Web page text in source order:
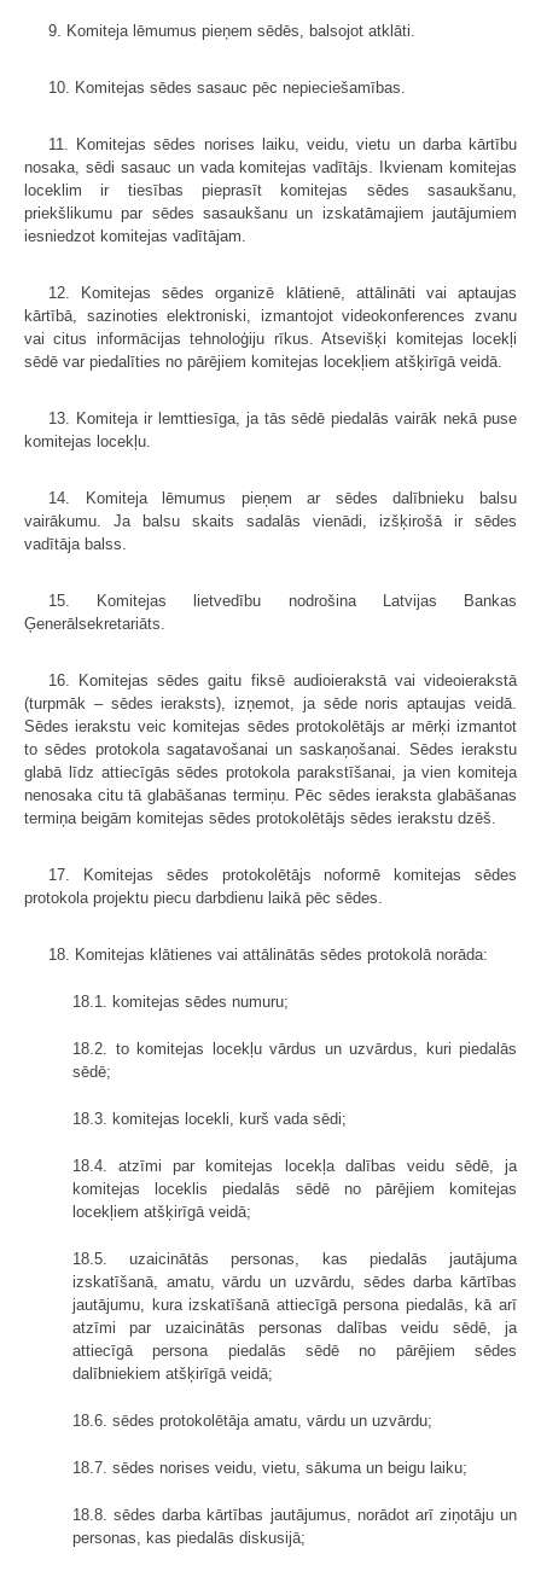
9. Komiteja lēmumus pieņem sēdēs, balsojot atklāti.
10. Komitejas sēdes sasauc pēc nepieciešamības.
11. Komitejas sēdes norises laiku, veidu, vietu un darba kārtību
nosaka, sēdi sasauc un vada komitejas vadītājs. Ikvienam komitejas
loceklim ir tiesības pieprasīt komitejas sēdes sasaukšanu,
priekšlikumu par sēdes sasaukšanu un izskatāmajiem jautājumiem
iesniedzot komitejas vadītājam.
12. Komitejas sēdes organizē klātienē, attālināti vai aptaujas
kārtībā, sazinoties elektroniski, izmantojot videokonferences zvanu
vai citus informācijas tehnoloģiju rīkus. Atsevišķi komitejas locekļi
sēdē var piedalīties no pārējiem komitejas locekļiem atšķirīgā veidā.
13. Komiteja ir lemttiesīga, ja tās sēdē piedalās vairāk nekā puse
komitejas locekļu.
14. Komiteja lēmumus pieņem ar sēdes dalībnieku balsu
vairākumu. Ja balsu skaits sadalās vienādi, izšķirošā ir sēdes
vadītāja balss.
15. Komitejas lietvedību nodrošina Latvijas Bankas
Ģenerālsekretariāts.
16. Komitejas sēdes gaitu fiksē audioierakstā vai videoierakstā
(turpmāk – sēdes ieraksts), izņemot, ja sēde noris aptaujas veidā.
Sēdes ierakstu veic komitejas sēdes protokolētājs ar mērķi izmantot
to sēdes protokola sagatavošanai un saskaņošanai. Sēdes ierakstu
glabā līdz attiecīgās sēdes protokola parakstīšanai, ja vien komiteja
nenosaka citu tā glabāšanas termiņu. Pēc sēdes ieraksta glabāšanas
termiņa beigām komitejas sēdes protokolētājs sēdes ierakstu dzēš.
17. Komitejas sēdes protokolētājs noformē komitejas sēdes
protokola projektu piecu darbdienu laikā pēc sēdes.
18. Komitejas klātienes vai attālinātās sēdes protokolā norāda:
18.1. komitejas sēdes numuru;
18.2. to komitejas locekļu vārdus un uzvārdus, kuri piedalās
sēdē;
18.3. komitejas locekli, kurš vada sēdi;
18.4. atzīmi par komitejas locekļa dalības veidu sēdē, ja
komitejas loceklis piedalās sēdē no pārējiem komitejas
locekļiem atšķirīgā veidā;
18.5. uzaicinātās personas, kas piedalās jautājuma
izskatīšanā, amatu, vārdu un uzvārdu, sēdes darba kārtības
jautājumu, kura izskatīšanā attiecīgā persona piedalās, kā arī
atzīmi par uzaicinātās personas dalības veidu sēdē, ja
attiecīgā persona piedalās sēdē no pārējiem sēdes
dalībniekiem atšķirīgā veidā;
18.6. sēdes protokolētāja amatu, vārdu un uzvārdu;
18.7. sēdes norises veidu, vietu, sākuma un beigu laiku;
18.8. sēdes darba kārtības jautājumus, norādot arī ziņotāju un
personas, kas piedalās diskusijā;